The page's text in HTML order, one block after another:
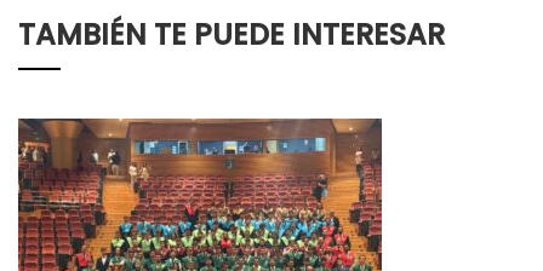
TAMBIÉN TE PUEDE INTERESAR